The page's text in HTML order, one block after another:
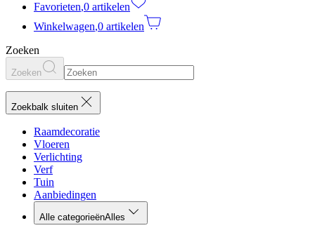
Favorieten,0 artikelen
Winkelwagen,0 artikelen
Zoeken
Zoeken
Zoekbalk sluiten
Raamdecoratie
Vloeren
Verlichting
Verf
Tuin
Aanbiedingen
Alle categorieënAlles